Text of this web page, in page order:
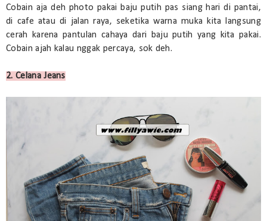
Cobain aja deh photo pakai baju putih pas siang hari di pantai,
di cafe atau di jalan raya, seketika warna muka kita langsung
cerah karena pantulan cahaya dari baju putih yang kita pakai.
Cobain ajah kalau nggak percaya, sok deh.
2. Celana Jeans